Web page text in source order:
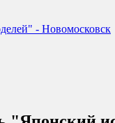
- Новомосковск